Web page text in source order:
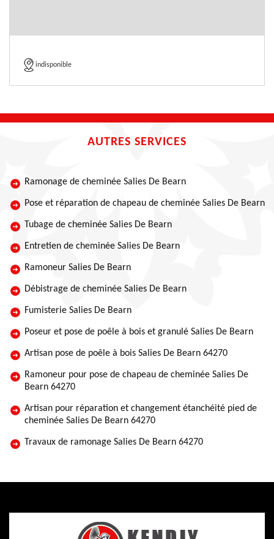
indisponible
AUTRES SERVICES
Ramonage de cheminée Salies De Bearn
Pose et réparation de chapeau de cheminée Salies De Bearn
Tubage de cheminée Salies De Bearn
Entretien de cheminée Salies De Bearn
Ramoneur Salies De Bearn
Débistrage de cheminée Salies De Bearn
Fumisterie Salies De Bearn
Poseur et pose de poêle à bois et granulé Salies De Bearn
Artisan pose de poêle à bois Salies De Bearn 64270
Ramoneur pour pose de chapeau de cheminée Salies De
Bearn 64270
Artisan pour réparation et changement étanchéité pied de
cheminée Salies De Bearn 64270
Travaux de ramonage Salies De Bearn 64270